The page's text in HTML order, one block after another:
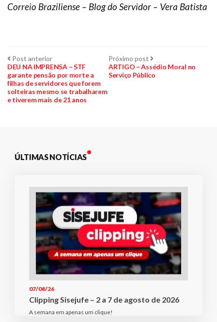
Correio Braziliense – Blog do Servidor – Vera Batista
Navegação
de
Post
Post anteriorPost
anterior:
DEU NA IMPRENSA – STF
garante pensão por morte a
filhas de servidores que forem
solteiras mesmo se trabalharem
e tiverem mais de 21 anos
Próximo post Próximo
post:
ARTIGO – Assédio Moral no
Serviço Público
ÚLTIMAS NOTÍCIAS
07/08/26
Clipping Sisejufe – 2 a 7 de agosto de 2026
A semana em apenas um clique!